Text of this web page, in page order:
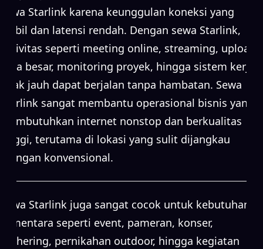
sewa Starlink karena keunggulan koneksi yang
stabil dan latensi rendah. Dengan sewa Starlink,
aktivitas seperti meeting online, streaming, upload
data besar, monitoring proyek, hingga sistem kerja
jarak jauh dapat berjalan tanpa hambatan. Sewa
Starlink sangat membantu operasional bisnis yang
membutuhkan internet nonstop dan berkualitas
tinggi, terutama di lokasi yang sulit dijangkau
jaringan konvensional.
Sewa Starlink juga sangat cocok untuk kebutuhan
sementara seperti event, pameran, konser,
gathering, pernikahan outdoor, hingga kegiatan